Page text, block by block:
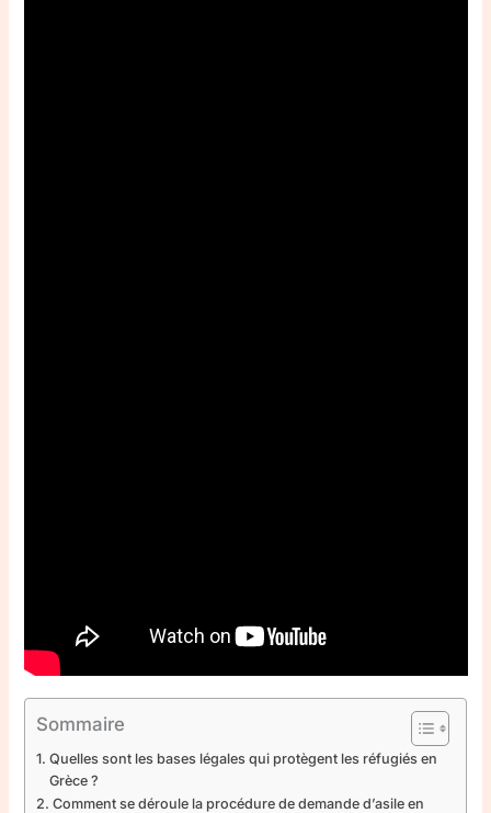
Sommaire
Quelles sont les bases légales qui protègent les réfugiés en
Grèce ?
Comment se déroule la procédure de demande d’asile en